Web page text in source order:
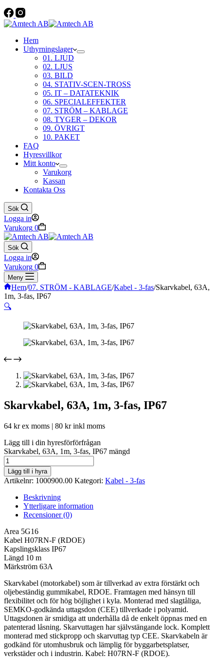
Hem
Uthyrningslager
01. LJUD
02. LJUS
03. BILD
04. STATIV-SCEN-TROSS
05. IT – DATATEKNIK
06. SPECIALEFFEKTER
07. STRÖM – KABLAGE
08. TYGER – DEKOR
09. ÖVRIGT
10. PAKET
FAQ
Hyresvillkor
Mitt konto
Varukorg
Kassan
Kontakta Oss
Sök
Logga in
Varukorg 0
Sök
Logga in
Varukorg 0
Meny
Hem/07. STRÖM - KABLAGE/Kabel - 3-fas/Skarvkabel, 63A,
1m, 3-fas, IP67
🔍
Skarvkabel, 63A, 1m, 3-fas, IP67
64 krex moms | 80 krinkl moms
Lägg till i din hyresförförfrågan
Skarvkabel, 63A, 1m, 3-fas, IP67 mängd
Lägg till i hyra
Artikelnr: 1000900.00 Kategori: Kabel - 3-fas
Beskrivning
Ytterligare information
Recensioner (0)
Area 5G16
Kabel H07RN-F (RDOE)
Kapslingsklass IP67
Längd 10 m
Märkström 63A
Skarvkabel (motorkabel) som är tillverkad av extra förstärkt och
oljebeständig gummikabel, RDOE. Framtagen med hänsyn till
flexibilitet och för hög böjlighet i kyla. Monterad med slagtåliga,
SEMKO-godkända uttagsdon (CEE) tillverkade i polyamid.
Uttagsdonen är smidiga att underhålla då de enkelt öppnas med en
patenterad låsning. Skarvuttagen har självstängande lock. Komplett
monterad med stickpropp och skarvuttag typ CEE. Skarvkabeln är
godkänd för utomhusbruk och lämplig för byggarbetsplatser,
verkstäder och i industrin. Kabel: H07RN-F (RDOE).